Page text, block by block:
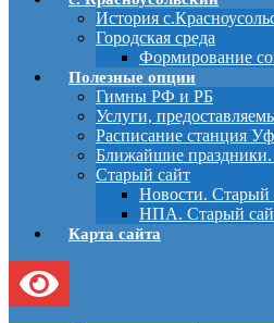
История
Городская среда
Формирование
Полезные опции
Гимны РФ и РБ
Услуги,
Расписание станция
Ближайшие праздники.
Старый сайт
Новости. Старый
НПА. Старый
Карта сайта